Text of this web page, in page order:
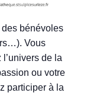
bénévoles
Vous
de la
ou votre
participer à la